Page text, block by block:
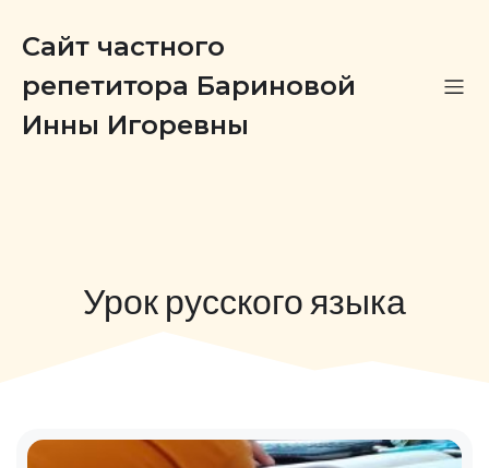
Сайт частного
репетитора Бариновой
Инны Игоревны
Урок русского языка